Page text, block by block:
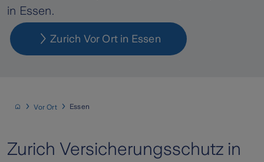
in Essen.
Zurich Vor Ort in Essen
Vor Ort Essen
Zurich Versicherungsschutz in